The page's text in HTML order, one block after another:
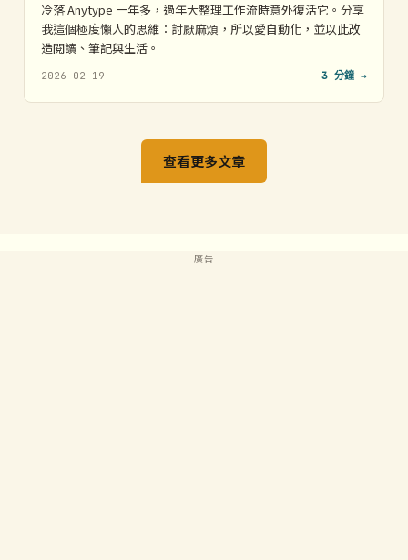
冷落 Anytype 一年多，過年大整理工作流時意外復活它。分享
我這個極度懶人的思維：討厭麻煩，所以愛自動化，並以此改
造閱讀、筆記與生活。
2026-02-19 3 分鐘 →
查看更多文章